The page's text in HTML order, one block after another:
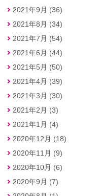
2021年9月 (36)
2021年8月 (34)
2021年7月 (54)
2021年6月 (44)
2021年5月 (50)
2021年4月 (39)
2021年3月 (30)
2021年2月 (3)
2021年1月 (4)
2020年12月 (18)
2020年11月 (9)
2020年10月 (6)
2020年9月 (7)